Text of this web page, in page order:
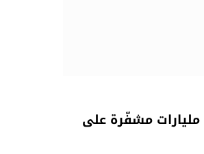
مشفّرة على